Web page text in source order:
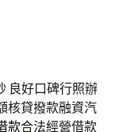
良好口碑行照辦
核貸撥款融資汽
款合法經營借款